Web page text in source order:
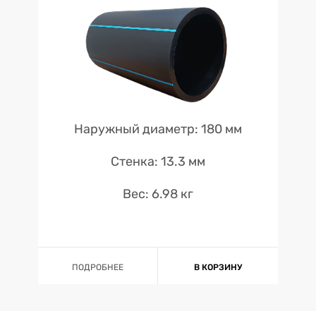
Наружный диаметр: 180 мм
Стенка: 13.3 мм
Вес: 6.98 кг
ПОДРОБНЕЕ В КОРЗИНУ